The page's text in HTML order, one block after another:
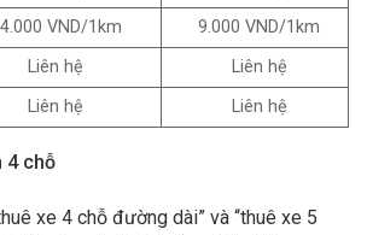
VND/1km
9.000 VND/1km
Liên hệ
Liên hệ
Liên hệ Liên hệ
4 chỗ
xe 4 chỗ đường dài” và “thuê xe 5